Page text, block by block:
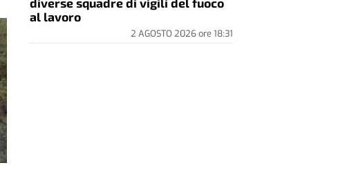
al lavoro
2 AGOSTO 2026ore 18:31